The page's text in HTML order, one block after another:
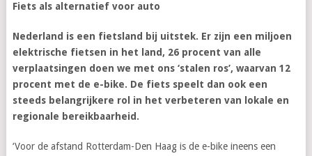
Fiets als alternatief voor auto
Nederland is een fietsland bij uitstek. Er zijn een miljoen
elektrische fietsen in het land, 26 procent van alle
verplaatsingen doen we met ons ‘stalen ros’, waarvan 12
procent met de e-bike. De fiets speelt dan ook een
steeds belangrijkere rol in het verbeteren van lokale en
regionale bereikbaarheid.
‘Voor de afstand Rotterdam-Den Haag is de e-bike ineens een